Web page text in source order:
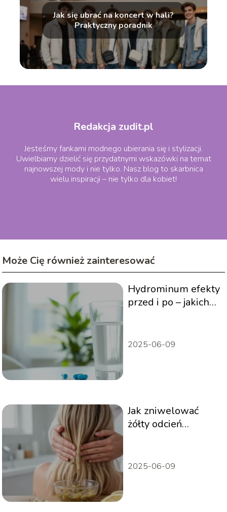
Jak się ubrać na koncert w hali?
Praktyczny poradnik
Redakcja zudit.pl
Jesteśmy fankami modnego ubierania się i stylizacji.
Uwielbiamy dzielić się przydatnymi wskazówki na temat
najnowszej mody i nie tylko. Nasz blog to skarbnica
wielu inspiracji – nie tylko dla kobiet!
Może Cię również zainteresować
Hydrominum efekty
przed i po – jakich
2025-06-09
Jak zniwelować
żółty odcień
2025-06-09